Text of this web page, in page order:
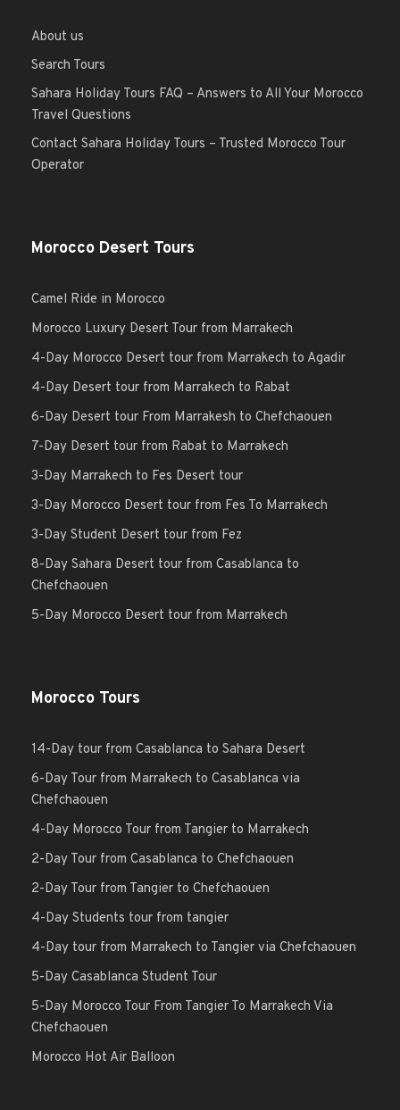
About us
Search Tours
Sahara Holiday Tours FAQ – Answers to All Your Morocco
Travel Questions
Contact Sahara Holiday Tours – Trusted Morocco Tour
Operator
Morocco Desert Tours
Camel Ride in Morocco
Morocco Luxury Desert Tour from Marrakech
4-Day Morocco Desert tour from Marrakech to Agadir
4-Day Desert tour from Marrakech to Rabat
6-Day Desert tour From Marrakesh to Chefchaouen
7-Day Desert tour from Rabat to Marrakech
3-Day Marrakech to Fes Desert tour
3-Day Morocco Desert tour from Fes To Marrakech
3-Day Student Desert tour from Fez
8-Day Sahara Desert tour from Casablanca to
Chefchaouen
5-Day Morocco Desert tour from Marrakech
Morocco Tours
14-Day tour from Casablanca to Sahara Desert
6-Day Tour from Marrakech to Casablanca via
Chefchaouen
4-Day Morocco Tour from Tangier to Marrakech
2-Day Tour from Casablanca to Chefchaouen
2-Day Tour from Tangier to Chefchaouen
4-Day Students tour from tangier
4-Day tour from Marrakech to Tangier via Chefchaouen
5-Day Casablanca Student Tour
5-Day Morocco Tour From Tangier To Marrakech Via
Chefchaouen
Morocco Hot Air Balloon